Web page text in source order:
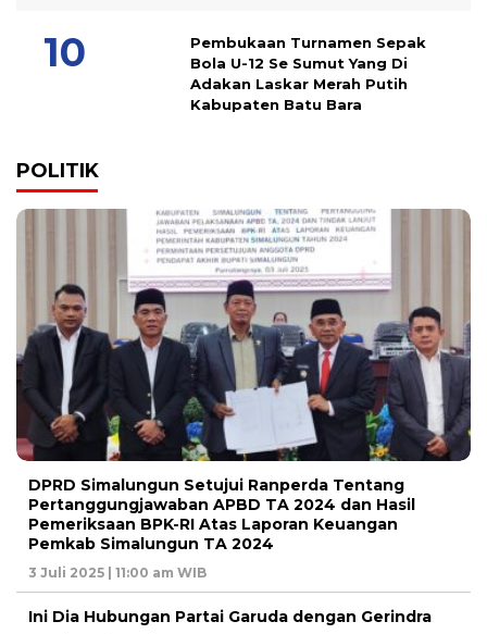
Pembukaan Turnamen Sepak
Bola U-12 Se Sumut Yang Di
Adakan Laskar Merah Putih
Kabupaten Batu Bara
POLITIK
DPRD Simalungun Setujui Ranperda Tentang
Pertanggungjawaban APBD TA 2024 dan Hasil
Pemeriksaan BPK-RI Atas Laporan Keuangan
Pemkab Simalungun TA 2024
3 Juli 2025 | 11:00 am WIB
Ini Dia Hubungan Partai Garuda dengan Gerindra